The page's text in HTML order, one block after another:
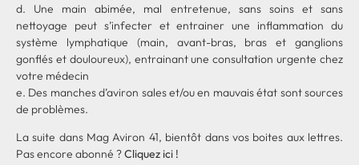
d. Une main abimée, mal entretenue, sans soins et sans
nettoyage peut s’infecter et entrainer une inflammation du
système lymphatique (main, avant-bras, bras et ganglions
gonflés et douloureux), entrainant une consultation urgente chez
votre médecin
e. Des manches d’aviron sales et/ou en mauvais état sont sources
de problèmes.
La suite dans Mag Aviron 41, bientôt dans vos boites aux lettres.
Pas encore abonné ?Cliquez ici !